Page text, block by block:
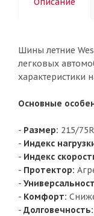
Шины летние
легковых
характеристики
Основные
- Размер: 215/
- Индекс
- Индекс
- Протектор:
-
- Комфорт:
- Долговечность: